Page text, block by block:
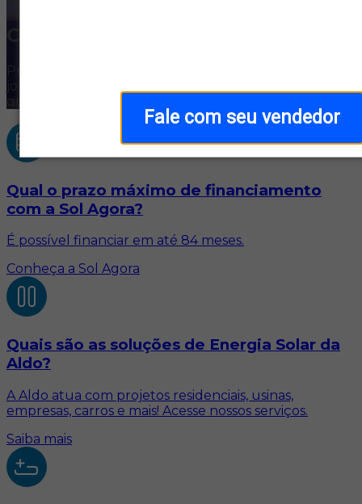
Fale com seu vendedor
Qual o prazo máximo de financiamento
com a Sol Agora?
É possível financiar em até 84 meses.
Conheça a Sol Agora
Quais são as soluções de Energia Solar da
Aldo?
A Aldo atua com projetos residenciais, usinas,
empresas, carros e mais! Acesse nossos serviços.
Saiba mais